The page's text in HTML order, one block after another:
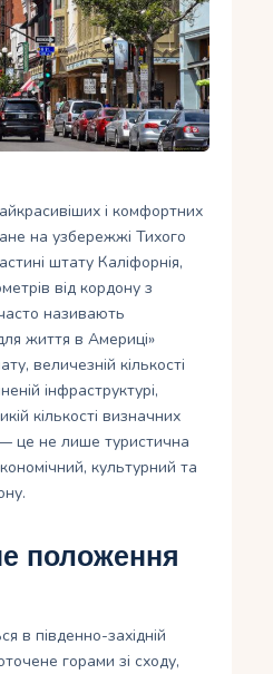
і комфортних
на узбережжі Тихого
штату Каліфорнія,
від кордону з
називають
життя в Америці»
величезній кількості
інфраструктурі,
кількості визначних
це не лише туристична
культурний та
положення
в південно-західній
горами зі сходу,